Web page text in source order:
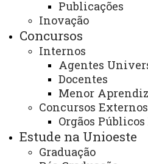
Publicações
Inovação
Concursos
Internos
Agentes
Docentes
Menor Aprendiz
Concursos Externos
Orgãos
Estude na Unioeste
Graduação
Telefones
Webmail
REITORIA
Secretaria Geral
Gabinete Reitoria
Secretaria dos Conselhos